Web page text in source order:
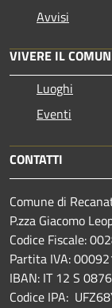
Avvisi
VIVERE IL
Luoghi
Eventi
CONTATTI
Comune di
P.zza Giacomo
Codice Fiscale:
Partita IVA:
IBAN: IT 12 S
Codice IPA: